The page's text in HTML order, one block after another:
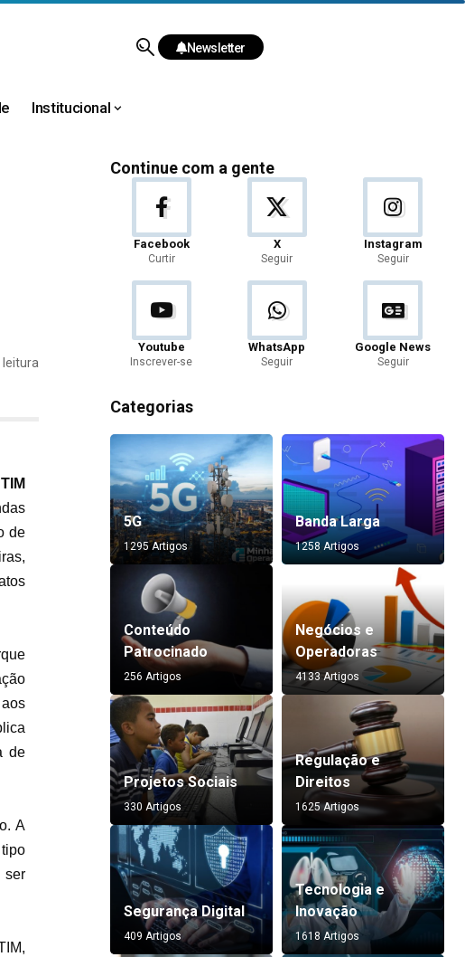
Newsletter
Institucional
leitura
TIM
de
de
A
ser
Continue com a gente
Facebook
Curtir
X
Seguir
Instagram
Seguir
Youtube
Inscrever-se
WhatsApp
Seguir
Google News
Seguir
Categorias
5G
1295 Artigos
Banda Larga
1258 Artigos
Conteúdo
Patrocinado
256 Artigos
Negócios e
Operadoras
4133 Artigos
Projetos Sociais
330 Artigos
Regulação e
Direitos
1625 Artigos
Segurança Digital
409 Artigos
Tecnologia e
Inovação
1618 Artigos